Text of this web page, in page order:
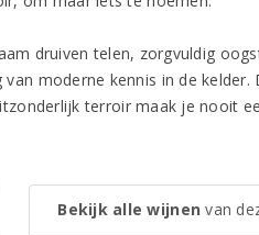
druiven telen, zorgvuldig
moderne kennis in de
terroir maak je nooit
Bekijk alle wijnen van